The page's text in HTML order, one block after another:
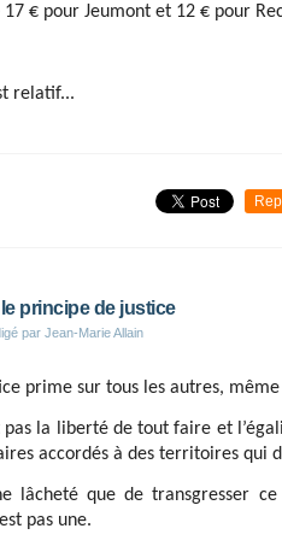
€ pour Jeumont et 12 € pour
relatif...
principe de justice
par Jean-Marie Allain
prime sur tous les autres,
pas la liberté de tout faire et
accordés à des territoires qui
lâcheté que de transgresser
pas une.